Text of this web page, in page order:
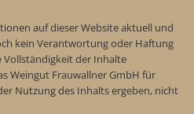
auf dieser Website aktuell und
kein Verantwortung oder Haftung
der Inhalte
Weingut Frauwallner GmbH für
Nutzung des Inhalts ergeben, nicht